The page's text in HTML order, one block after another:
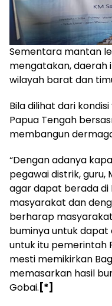
Sementara mantan
mengatakan, daerah
wilayah barat dan
Bila dilihat dari
Papua Tengah
membangun
“Dengan adanya
pegawai distrik, guru,
agar dapat berada di
masyarakat dan
berharap
buminya untuk dapat
untuk itu pemerintah
mesti memikirkan
memasarkan hasil
Gobai. [*]